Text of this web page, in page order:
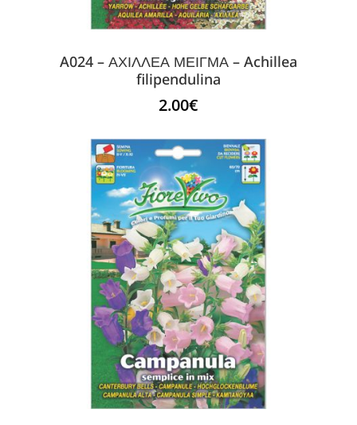
A024 – ΑΧΙΛΛΕΑ ΜΕΙΓΜΑ – Achillea
filipendulina
2.00€